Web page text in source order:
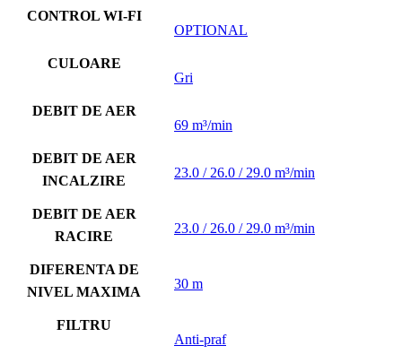
CONTROL WI-FI
OPTIONAL
CULOARE
Gri
DEBIT DE AER
69 m³/min
DEBIT DE AER
INCALZIRE
23.0 / 26.0 / 29.0 m³/min
DEBIT DE AER
RACIRE
23.0 / 26.0 / 29.0 m³/min
DIFERENTA DE
NIVEL MAXIMA
30 m
FILTRU
Anti-praf